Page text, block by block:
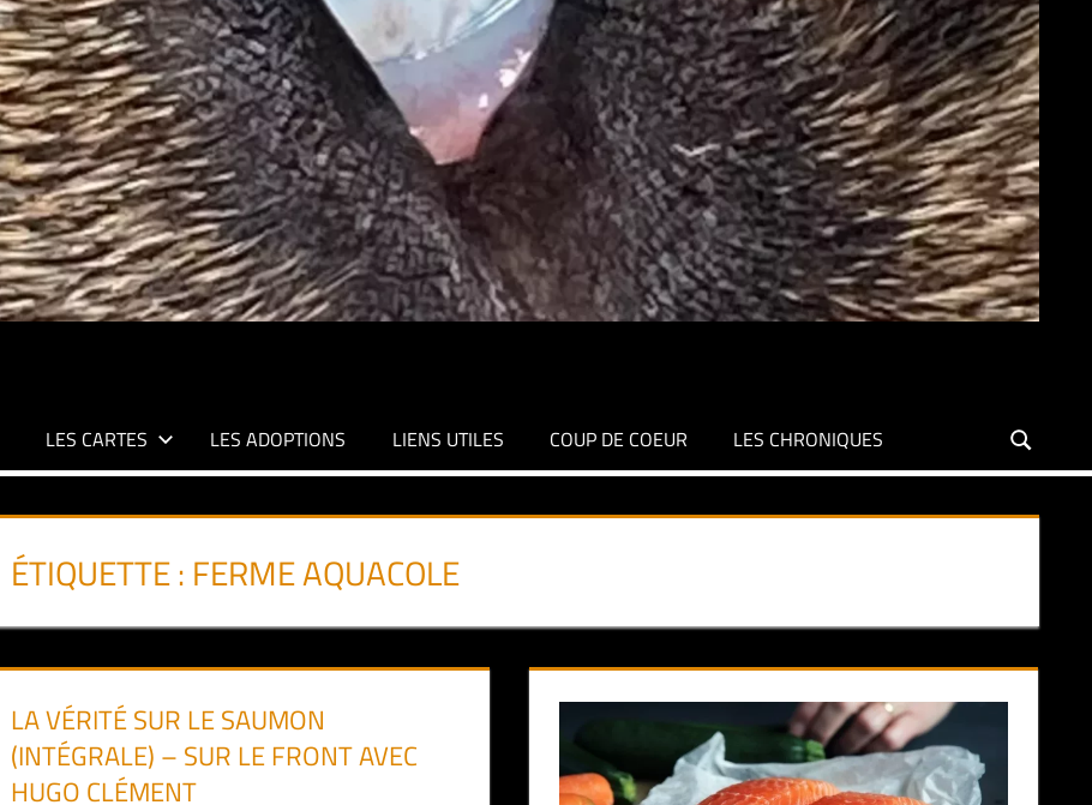
LES CARTES LES ADOPTIONS LIENS UTILES COUP DE COEUR LES CHRONIQUES
ÉTIQUETTE : FERME AQUACOLE
LA VÉRITÉ SUR LE SAUMON
(INTÉGRALE) – SUR LE FRONT AVEC
HUGO CLÉMENT